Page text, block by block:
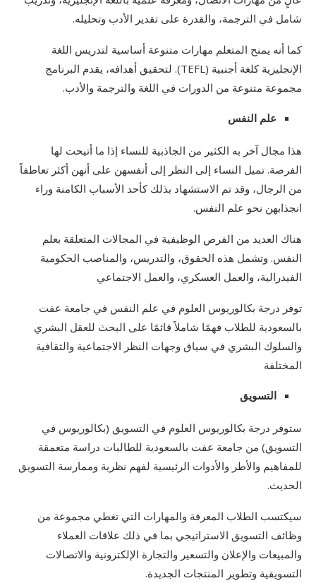
شامل في الترجمة، والقدرة على تقدير الأدب وتحليله.
كما أنه يمنح المتعلم مهارات متنوعة أساسية لتدريس اللغة
الإنجليزية كلغة أجنبية (TEFL). لتحقيق أهدافه، يقدم البرنامج
مجموعة متنوعة من الدورات في اللغة والترجمة والأدب.
علم النفس
هذا مجال آخر به الكثير من الجاذبية للنساء إذا ما أتيحت لها
الفرصة. تميل النساء إلى النظر إلى أنفسهن على أنهن أكثر تعاطفاً
من الرجال، وقد تم الاستشهاد بذلك كأحد الأسباب الكامنة وراء
انجذابهن نحو علم النفس.
هناك العديد من الفرص الوظيفية في المجالات المتعلقة بعلم
النفس. وتشمل هذه الحقوق، والتدريس، والمناصب الحكومية
الفيدرالية، والعمل العسكري، والعمل الاجتماعي
توفر درجة بكالوريوس العلوم في علم النفس في جامعة عفت
بالسعودية للطلاب فهمًا شاملاً قائمًا على البحث للعقل البشري
والسلوك البشري في سياق وجهات النظر الاجتماعية والثقافية
المختلفة
التسويق
ستوفر درجة بكالوريوس العلوم في التسويق (بكالوريوس في
التسويق) من جامعة عفت بالسعودية للطالبات دراسة متعمقة
للمفاهيم والأطر والأدوات الرئيسية لفهم نظرية وممارسة التسويق
الحديث.
سيكتسب الطلاب المعرفة والمهارات التي تغطي مجموعة من
وظائف التسويق الاستراتيجي بما في ذلك علاقات العملاء
والمبيعات والإعلان والتسعير والتجارة الإلكترونية والاتصالات
التسويقية وتطوير المنتجات الجديدة.